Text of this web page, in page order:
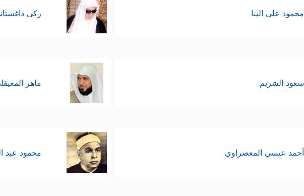
محمود علي البنا زكي
سعود الشريم ماهر
أحمد عيسي المعصراوي محمود عبد